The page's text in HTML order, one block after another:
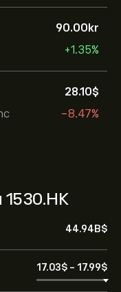
90.00‎kr‎
+1.35%
28.10‎$‎
-8.47%
1530.HK
44.94B‎$‎
17.03‎$‎ - 17.99‎$‎